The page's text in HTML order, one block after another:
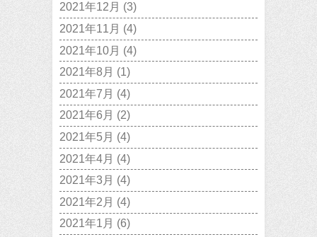
2021年12月 (3)
2021年11月 (4)
2021年10月 (4)
2021年8月 (1)
2021年7月 (4)
2021年6月 (2)
2021年5月 (4)
2021年4月 (4)
2021年3月 (4)
2021年2月 (4)
2021年1月 (6)